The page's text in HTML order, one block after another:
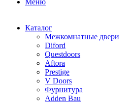
Меню
Каталог
Межкомнатные двери
Diford
Questdoors
Aftora
Prestige
V Doors
Фурнитура
Adden Bau